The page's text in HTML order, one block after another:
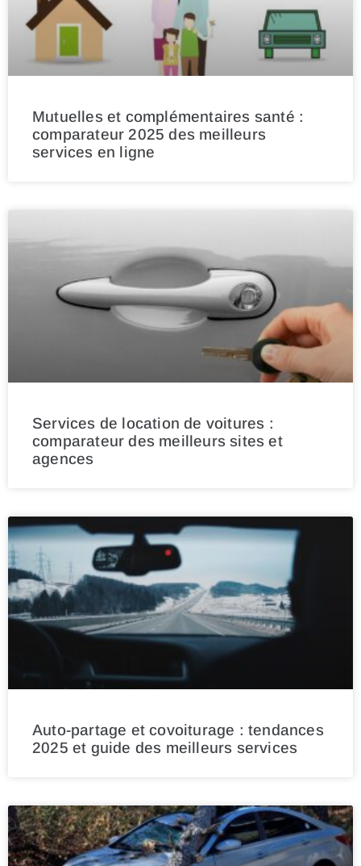
Mutuelles et complémentaires santé :
comparateur 2025 des meilleurs
services en ligne
Services de location de voitures :
comparateur des meilleurs sites et
agences
Auto-partage et covoiturage : tendances
2025 et guide des meilleurs services